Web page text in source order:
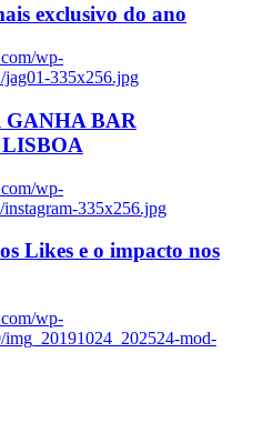
exclusivo do ano
wp-
jag01-335x256.jpg
BAR
wp-
335x256.jpg
Likes e o impacto nos
wp-
img_20191024_202524-mod-